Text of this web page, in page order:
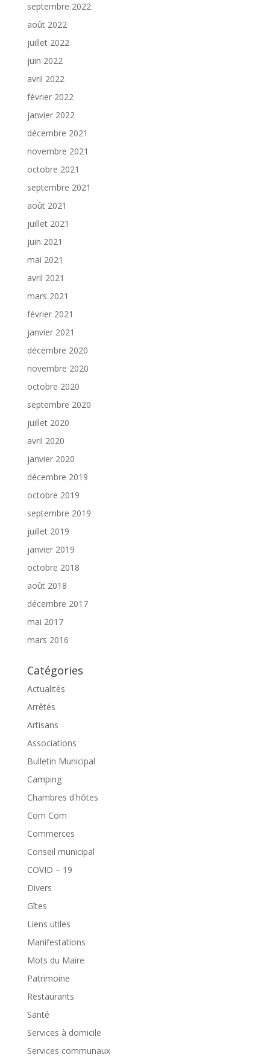
septembre 2022
août 2022
juillet 2022
juin 2022
avril 2022
février 2022
janvier 2022
décembre 2021
novembre 2021
octobre 2021
septembre 2021
août 2021
juillet 2021
juin 2021
mai 2021
avril 2021
mars 2021
février 2021
janvier 2021
décembre 2020
novembre 2020
octobre 2020
septembre 2020
juillet 2020
avril 2020
janvier 2020
décembre 2019
octobre 2019
septembre 2019
juillet 2019
janvier 2019
octobre 2018
août 2018
décembre 2017
mai 2017
mars 2016
Catégories
Actualités
Arrêtés
Artisans
Associations
Bulletin Municipal
Camping
Chambres d'hôtes
Com Com
Commerces
Conseil municipal
COVID – 19
Divers
Gîtes
Liens utiles
Manifestations
Mots du Maire
Patrimoine
Restaurants
Santé
Services à domicile
Services communaux